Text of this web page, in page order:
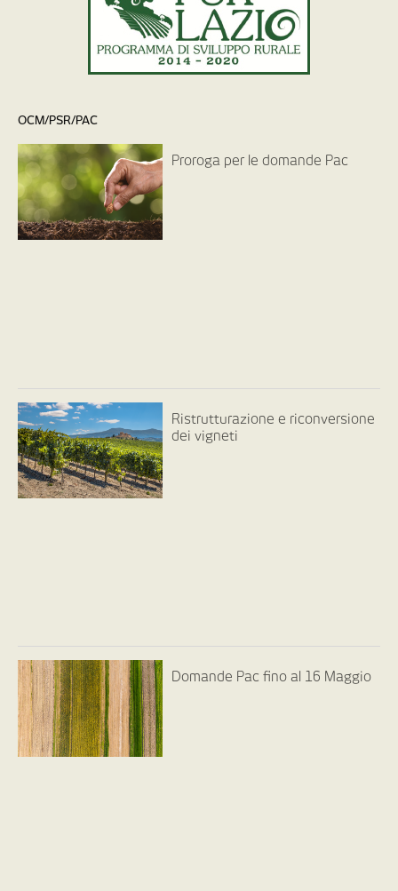
OCM/PSR/PAC
Proroga per le domande Pac
Ristrutturazione e riconversione
dei vigneti
Domande Pac fino al 16 Maggio